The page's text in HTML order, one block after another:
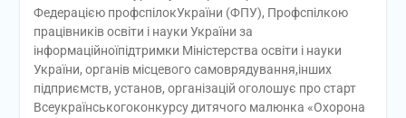
Федерацією профспілокУкраїни (ФПУ), Профспілкою
працівників освіти і науки України за
інформаційноїпідтримки Міністерства освіти і науки
України, органів місцевого самоврядування,інших
підприємств, установ, організацій оголошує про старт
Всеукраїнськогоконкурсу дитячого малюнка «Охорона